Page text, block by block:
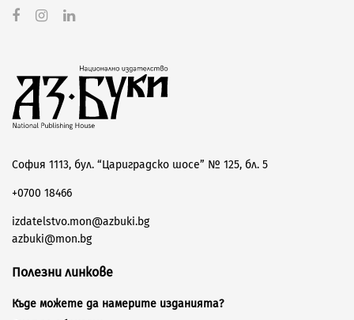
София 1113, бул. “Цариградско шосе” № 125, бл. 5
+0700 18466
izdatelstvo.mon@azbuki.bg
azbuki@mon.bg
Полезни линкове
Къде можете да намерите изданията?